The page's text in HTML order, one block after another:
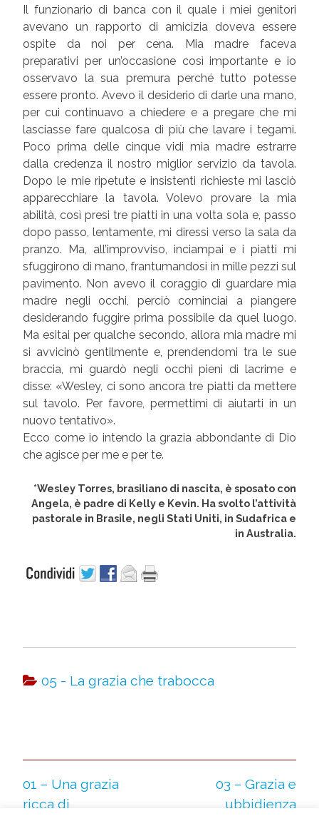
Il funzionario di banca con il quale i miei genitori
avevano un rapporto di amicizia doveva essere
ospite da noi per cena. Mia madre faceva
preparativi per un’occasione così importante e io
osservavo la sua premura perché tutto potesse
essere pronto. Avevo il desiderio di darle una mano,
per cui continuavo a chiedere e a pregare che mi
lasciasse fare qualcosa di più che lavare i tegami.
Poco prima delle cinque vidi mia madre estrarre
dalla credenza il nostro miglior servizio da tavola.
Dopo le mie ripetute e insistenti richieste mi lasciò
apparecchiare la tavola. Volevo provare la mia
abilità, così presi tre piatti in una volta sola e, passo
dopo passo, lentamente, mi diressi verso la sala da
pranzo. Ma, all’improvviso, inciampai e i piatti mi
sfuggirono di mano, frantumandosi in mille pezzi sul
pavimento. Non avevo il coraggio di guardare mia
madre negli occhi, perciò cominciai a piangere
desiderando fuggire prima possibile da quel luogo.
Ma esitai per qualche secondo, allora mia madre mi
si avvicinò gentilmente e, prendendomi tra le sue
braccia, mi guardò negli occhi pieni di lacrime e
disse: «Wesley, ci sono ancora tre piatti da mettere
sul tavolo. Per favore, permettimi di aiutarti in un
nuovo tentativo».
Ecco come io intendo la grazia abbondante di Dio
che agisce per me e per te.
*Wesley Torres, brasiliano di nascita, è sposato con
Angela, è padre di Kelly e Kevin. Ha svolto l’attività
pastorale in Brasile, negli Stati Uniti, in Sudafrica e
in Australia.
05 - La grazia che trabocca
01 – Una grazia
ricca di
03 – Grazia e
ubbidienza